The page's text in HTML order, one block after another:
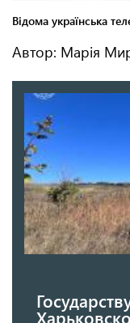
Автор: Марія